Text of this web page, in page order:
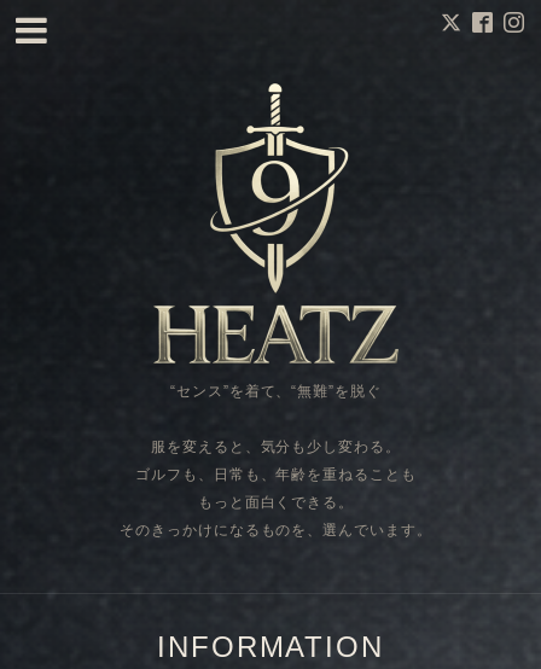
“センス”を着て、“無難”を脱ぐ
服を変えると、気分も少し変わる。
ゴルフも、日常も、年齢を重ねることも
もっと面白くできる。
そのきっかけになるものを、選んでいます。
INFORMATION